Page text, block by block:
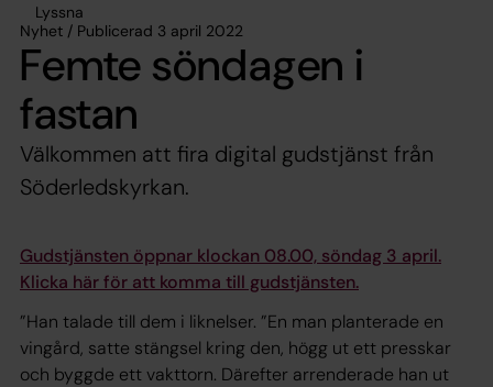
Lyssna
Nyhet / Publicerad 3 april 2022
Femte söndagen i
fastan
Välkommen att fira digital gudstjänst från
Söderledskyrkan.
Gudstjänsten öppnar klockan 08.00, söndag 3 april.
Klicka här för att komma till gudstjänsten.
”Han talade till dem i liknelser. ”En man planterade en
vingård, satte stängsel kring den, högg ut ett presskar
och byggde ett vakttorn. Därefter arrenderade han ut